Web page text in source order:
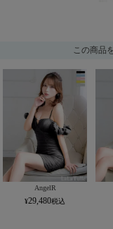
この商品
AngelR
29,480